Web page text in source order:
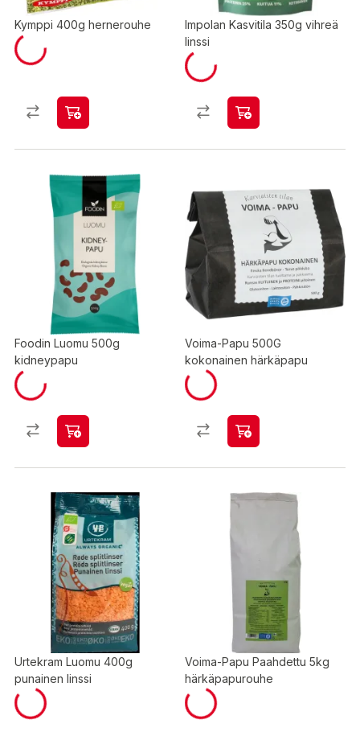
Kymppi 400g hernerouhe
Impolan Kasvitila 350g vihreä
linssi
Foodin Luomu 500g
kidneypapu
Voima-Papu 500G
kokonainen härkäpapu
Urtekram Luomu 400g
punainen linssi
Voima-Papu Paahdettu 5kg
härkäpapurouhe